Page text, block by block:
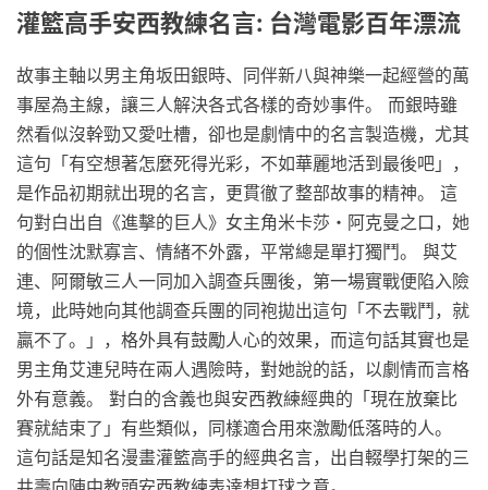
灌籃高手安西教練名言: 台灣電影百年漂流
故事主軸以男主角坂田銀時、同伴新八與神樂一起經營的萬
事屋為主線，讓三人解決各式各樣的奇妙事件。 而銀時雖
然看似沒幹勁又愛吐槽，卻也是劇情中的名言製造機，尤其
這句「有空想著怎麼死得光彩，不如華麗地活到最後吧」，
是作品初期就出現的名言，更貫徹了整部故事的精神。 這
句對白出自《進擊的巨人》女主角米卡莎・阿克曼之口，她
的個性沈默寡言、情緒不外露，平常總是單打獨鬥。 與艾
連、阿爾敏三人一同加入調查兵團後，第一場實戰便陷入險
境，此時她向其他調查兵團的同袍拋出這句「不去戰鬥，就
贏不了。」，格外具有鼓勵人心的效果，而這句話其實也是
男主角艾連兒時在兩人遇險時，對她說的話，以劇情而言格
外有意義。 對白的含義也與安西教練經典的「現在放棄比
賽就結束了」有些類似，同樣適合用來激勵低落時的人。
這句話是知名漫畫灌籃高手的經典名言，出自輟學打架的三